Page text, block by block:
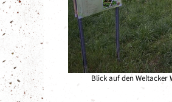
Blick auf den Weltacker